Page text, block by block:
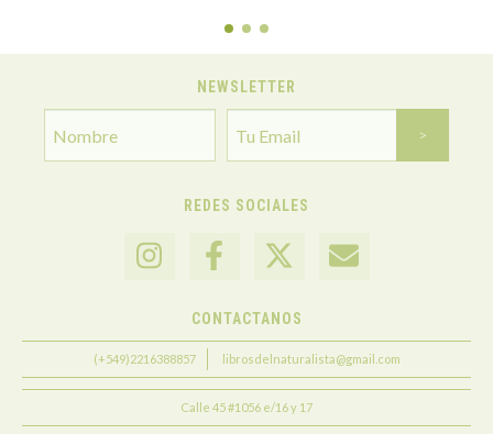
NEWSLETTER
REDES SOCIALES
CONTACTANOS
(+549)2216388857 librosdelnaturalista@gmail.com
Calle 45 #1056 e/16 y 17